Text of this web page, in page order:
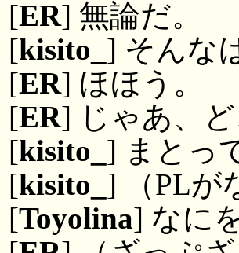
[ER] 無論だ。
[kisito_ ] そんな
[ER] ほほう。
[ER] じゃあ、
[kisito_ ] まとっ
[kisito_ ] （PLが
[Toyolina] なに